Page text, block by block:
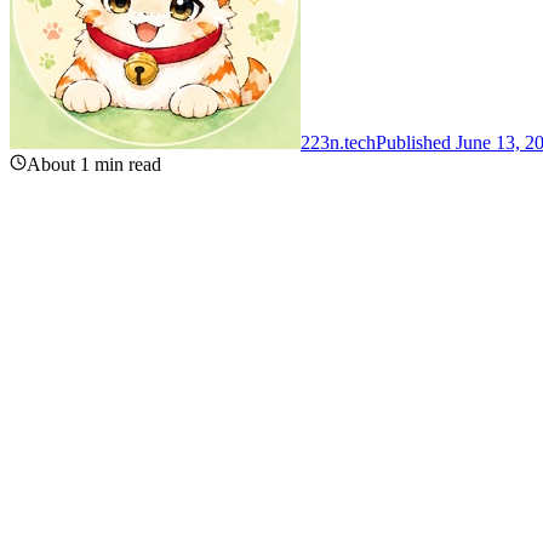
223n.techPublished June 13,
About 1 min read